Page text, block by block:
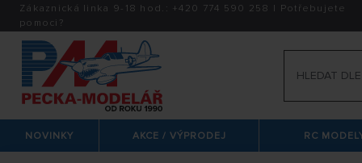
Zákaznická linka 9-18 hod.: +420 774 590 258 | Potřebujete
pomoci?
NOVINKY AKCE / VÝPRODEJ RC